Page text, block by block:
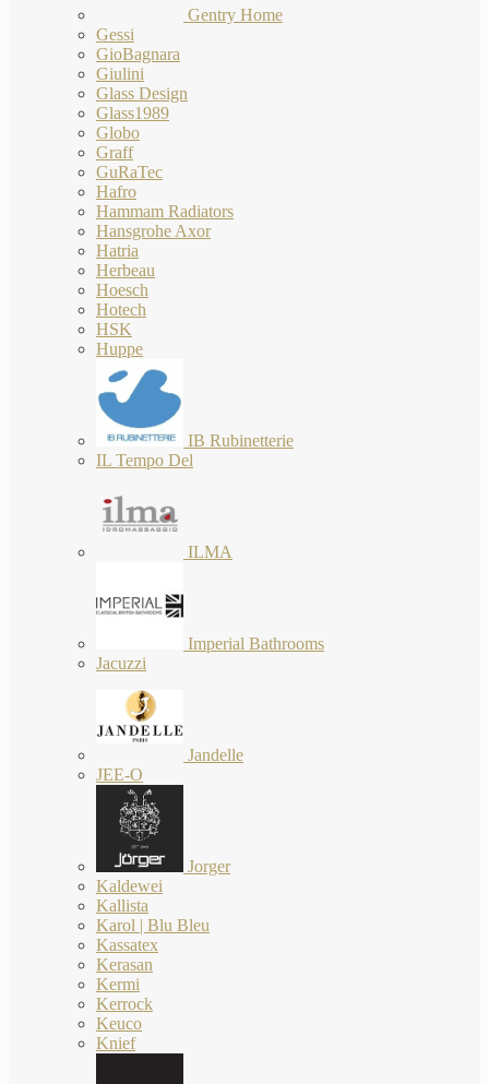
Gentry Home
Gessi
GioBagnara
Giulini
Glass Design
Glass1989
Globo
Graff
GuRaTec
Hafro
Hammam Radiators
Hansgrohe Axor
Hatria
Herbeau
Hoesch
Hotech
HSK
Huppe
IB Rubinetterie
IL Tempo Del
ILMA
Imperial Bathrooms
Jacuzzi
Jandelle
JEE-O
Jorger
Kaldewei
Kallista
Karol | Blu Bleu
Kassatex
Kerasan
Kermi
Kerrock
Keuco
Knief